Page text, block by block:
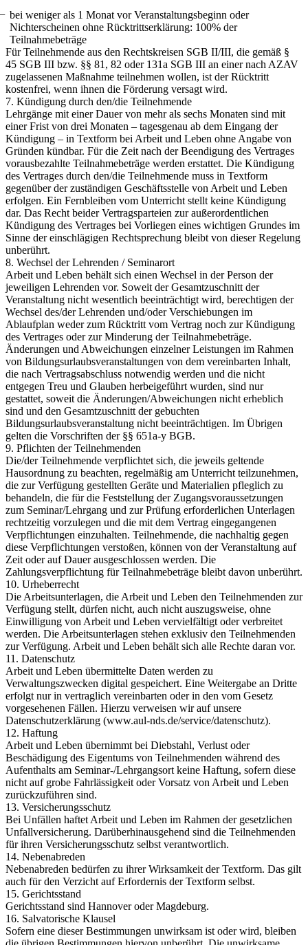
bei weniger als 1 Monat vor Veranstaltungsbeginn oder
Nichterscheinen ohne Rücktrittserklärung: 100% der
Teilnahmebeträge
Für Teilnehmende aus den Rechtskreisen SGB II/III, die gemäß §
45 SGB III bzw. §§ 81, 82 oder 131a SGB III an einer nach AZAV
zugelassenen Maßnahme teilnehmen wollen, ist der Rücktritt
kostenfrei, wenn ihnen die Förderung versagt wird.
7. Kündigung durch den/die Teilnehmende
Lehrgänge mit einer Dauer von mehr als sechs Monaten sind mit
einer Frist von drei Monaten – tagesgenau ab dem Eingang der
Kündigung – in Textform bei Arbeit und Leben ohne Angabe von
Gründen kündbar. Für die Zeit nach der Beendigung des Vertrages
vorausbezahlte Teilnahmebeträge werden erstattet. Die Kündigung
des Vertrages durch den/die Teilnehmende muss in Textform
gegenüber der zuständigen Geschäftsstelle von Arbeit und Leben
erfolgen. Ein Fernbleiben vom Unterricht stellt keine Kündigung
dar. Das Recht beider Vertragsparteien zur außerordentlichen
Kündigung des Vertrages bei Vorliegen eines wichtigen Grundes im
Sinne der einschlägigen Rechtsprechung bleibt von dieser Regelung
unberührt.
8. Wechsel der Lehrenden / Seminarort
Arbeit und Leben behält sich einen Wechsel in der Person der
jeweiligen Lehrenden vor. Soweit der Gesamtzuschnitt der
Veranstaltung nicht wesentlich beeinträchtigt wird, berechtigen der
Wechsel des/der Lehrenden und/oder Verschiebungen im
Ablaufplan weder zum Rücktritt vom Vertrag noch zur Kündigung
des Vertrages oder zur Minderung der Teilnahmebeträge.
Änderungen und Abweichungen einzelner Leistungen im Rahmen
von Bildungsurlaubsveranstaltungen von dem vereinbarten Inhalt,
die nach Vertragsabschluss notwendig werden und die nicht
entgegen Treu und Glauben herbeigeführt wurden, sind nur
gestattet, soweit die Änderungen/Abweichungen nicht erheblich
sind und den Gesamtzuschnitt der gebuchten
Bildungsurlaubsveranstaltung nicht beeinträchtigen. Im Übrigen
gelten die Vorschriften der §§ 651a-y BGB.
9. Pflichten der Teilnehmenden
Die/der Teilnehmende verpflichtet sich, die jeweils geltende
Hausordnung zu beachten, regelmäßig am Unterricht teilzunehmen,
die zur Verfügung gestellten Geräte und Materialien pfleglich zu
behandeln, die für die Feststellung der Zugangsvoraussetzungen
zum Seminar/Lehrgang und zur Prüfung erforderlichen Unterlagen
rechtzeitig vorzulegen und die mit dem Vertrag eingegangenen
Verpflichtungen einzuhalten. Teilnehmende, die nachhaltig gegen
diese Verpflichtungen verstoßen, können von der Veranstaltung auf
Zeit oder auf Dauer ausgeschlossen werden. Die
Zahlungsverpflichtung für Teilnahmebeträge bleibt davon unberührt.
10. Urheberrecht
Die Arbeitsunterlagen, die Arbeit und Leben den Teilnehmenden zur
Verfügung stellt, dürfen nicht, auch nicht auszugsweise, ohne
Einwilligung von Arbeit und Leben vervielfältigt oder verbreitet
werden. Die Arbeitsunterlagen stehen exklusiv den Teilnehmenden
zur Verfügung. Arbeit und Leben behält sich alle Rechte daran vor.
11. Datenschutz
Arbeit und Leben übermittelte Daten werden zu
Verwaltungszwecken digital gespeichert. Eine Weitergabe an Dritte
erfolgt nur in vertraglich vereinbarten oder in den vom Gesetz
vorgesehenen Fällen. Hierzu verweisen wir auf unsere
Datenschutzerklärung (www.aul-nds.de/service/datenschutz).
12. Haftung
Arbeit und Leben übernimmt bei Diebstahl, Verlust oder
Beschädigung des Eigentums von Teilnehmenden während des
Aufenthalts am Seminar-/Lehrgangsort keine Haftung, sofern diese
nicht auf grobe Fahrlässigkeit oder Vorsatz von Arbeit und Leben
zurückzuführen sind.
13. Versicherungsschutz
Bei Unfällen haftet Arbeit und Leben im Rahmen der gesetzlichen
Unfallversicherung. Darüberhinausgehend sind die Teilnehmenden
für ihren Versicherungsschutz selbst verantwortlich.
14. Nebenabreden
Nebenabreden bedürfen zu ihrer Wirksamkeit der Textform. Das gilt
auch für den Verzicht auf Erfordernis der Textform selbst.
15. Gerichtsstand
Gerichtsstand sind Hannover oder Magdeburg.
16. Salvatorische Klausel
Sofern eine dieser Bestimmungen unwirksam ist oder wird, bleiben